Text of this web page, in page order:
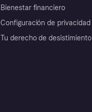
Bienestar financiero
Configuración de privacidad
Tu derecho de desistimiento